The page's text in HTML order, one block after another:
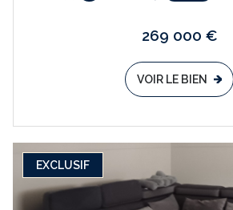
269 000 €
VOIR LE BIEN
EXCLUSIF